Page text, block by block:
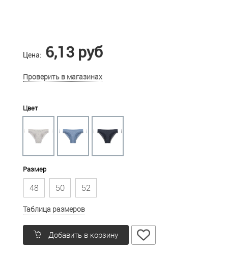
Цена: 6,13 руб
Проверить в магазинах
Цвет
Размер
48 50 52
Таблица размеров
Добавить в корзину